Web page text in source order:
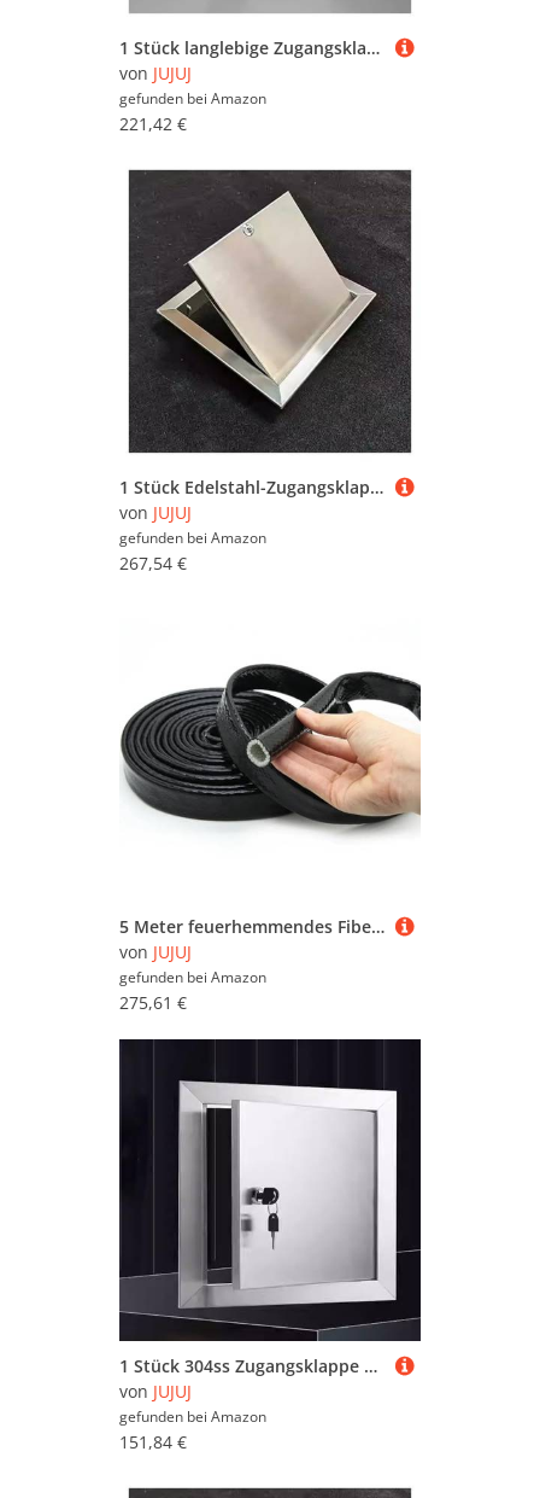
1 Stück langlebige Zugangsklappe aus Edelstahl mit Drehverschluss | Einfach zu installierende Inspektionstür for die Wartung(22x22in)
von JUJUJ
gefunden bei Amazon
221,42 €
1 Stück Edelstahl-Zugangsklappe mit Schloss – langlebige Zugangstür mit Drehschloss for einfache Wartung und Installation(22x34in)
von JUJUJ
gefunden bei Amazon
267,54 €
5 Meter feuerhemmendes Fiberglasrohr – Silikonbeschichteter geflochtener Schlauch for Leitungen und Kabel, 300 °C hitzebeständig,(Black,30mm)
von JUJUJ
gefunden bei Amazon
275,61 €
1 Stück 304ss Zugangsklappe – langlebige, wasserdichte Zugangstür for den Innen- und Außenbereich | mit Drehverschluss(14x20in)
von JUJUJ
gefunden bei Amazon
151,84 €